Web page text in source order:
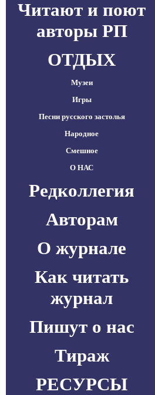
Читают и поют
авторы РП
ОТДЫХ
Музеи
Игры
Песни русского застолья
Народное
Смешное
О НАС
Редколлегия
Авторам
О журнале
Как читать
журнал
Пишут о нас
Тираж
РЕСУРСЫ